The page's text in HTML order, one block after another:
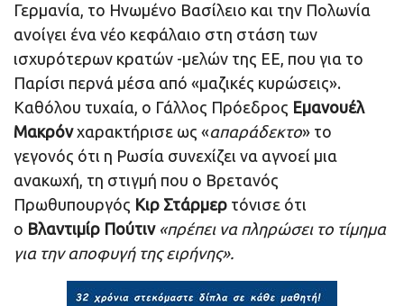
Γερμανία, το Ηνωμένο Βασίλειο και την Πολωνία
ανοίγει ένα νέο κεφάλαιο στη στάση των
ισχυρότερων κρατών -μελών της ΕΕ, που για το
Παρίσι περνά μέσα από «μαζικές κυρώσεις».
Καθόλου τυχαία, ο Γάλλος Πρόεδρος Εμανουέλ
Μακρόνχαρακτήρισε ως «απαράδεκτο» το
γεγονός ότι η Ρωσία συνεχίζει να αγνοεί μια
ανακωχή, τη στιγμή που ο Βρετανός
Πρωθυπουργός Κιρ Στάρμερ τόνισε ότι
ο Βλαντιμίρ Πούτιν «πρέπει να πληρώσει το τίμημα
για την αποφυγή της ειρήνης».